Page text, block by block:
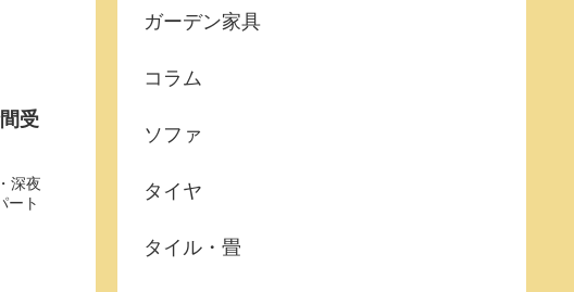
受
深夜
ート
ガーデン家具
コラム
ソファ
タイヤ
タイル・畳